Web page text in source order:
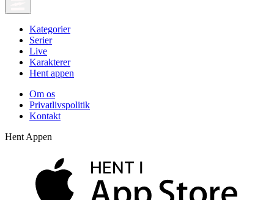
Kategorier
Serier
Live
Karakterer
Hent appen
Om os
Privatlivspolitik
Kontakt
Hent Appen